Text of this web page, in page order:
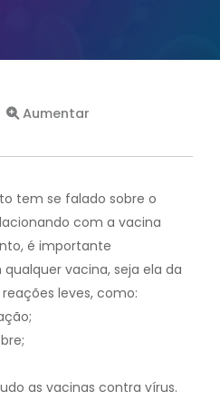
tem se falado sobre o
com a vacina
é importante
vacina, seja ela da
leves, como:
as vacinas contra vírus.